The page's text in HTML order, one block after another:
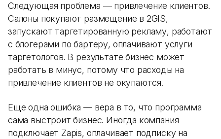
Следующая проблема — привлечение клиентов.
Салоны покупают размещение в 2GIS,
запускают таргетированную рекламу, работают
с блогерами по бартеру, оплачивают услуги
таргетологов. В результате бизнес может
работать в минус, потому что расходы на
привлечение клиентов не окупаются.
Еще одна ошибка — вера в то, что программа
сама выстроит бизнес. Иногда компания
подключает Zapis, оплачивает подписку на